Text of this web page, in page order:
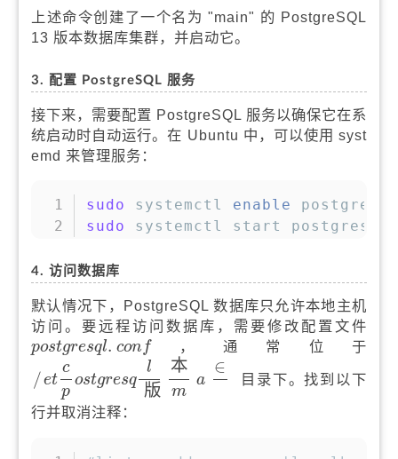
上述命令创建了一个名为 "main" 的 PostgreSQL
13 版本数据库集群，并启动它。
3. 配置 PostgreSQL 服务
接下来，需要配置 PostgreSQL 服务以确保它在系
统启动时自动运行。在 Ubuntu 中，可以使用 syst
emd 来管理服务：
sudo systemctl enable
sudo
systemctl start postgresql
复制
4. 访问数据库
默认情况下，PostgreSQL 数据库只允许本地主机
访问。要远程访问数据库，需要修改配置文件
postgresql. con f
p
o
s
tg
r
e
s
q
l.
c
o
n
f ，通常位于
/et
c
p
ostgresq
l
版
本
m
a
∈
/
e
t
c
p
o
s
t
g
r
e
s
q
l版
本
m
a
∈
目录下。找到以下
行并取消注释：
复制